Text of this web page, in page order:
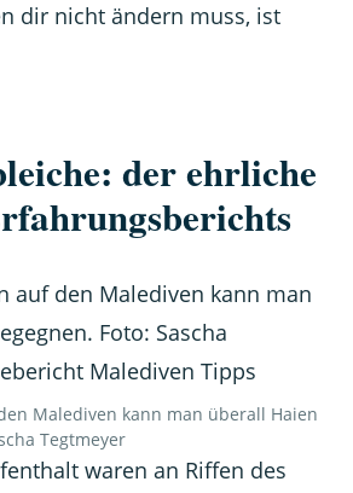
dir nicht ändern muss, ist
der ehrliche
Malediven kann man überall Haien
Tegtmeyer
waren an Riffen des